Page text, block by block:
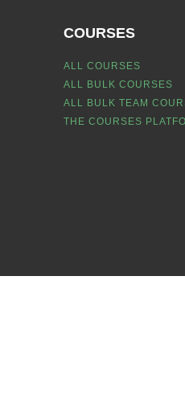
COURSES
ALL COURSES
ALL BULK COURSES
ALL BULK TEAM
THE COURSES